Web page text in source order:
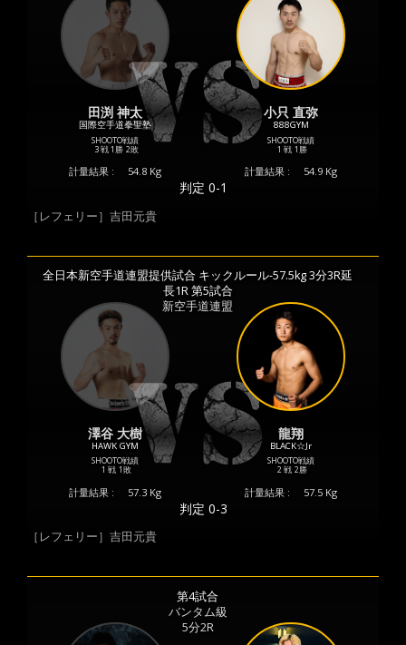
田渕 神太
国際空手道拳聖塾
SHOOTO戦績
3 戦 1勝 2敗
計量結果 : 54.8 Kg
小只 直弥
888GYM
SHOOTO戦績
1 戦 1勝
計量結果 : 54.9 Kg
判定 0-1
［レフェリー］吉田元貴
全日本新空手道連盟提供試合 キックルール-57.5kg 3分3R延
長1R 第5試合
新空手道連盟
澤谷 大樹
HAWK GYM
SHOOTO戦績
1 戦 1敗
計量結果 : 57.3 Kg
龍翔
BLACK☆Jr
SHOOTO戦績
2 戦 2勝
計量結果 : 57.5 Kg
判定 0-3
［レフェリー］吉田元貴
第4試合
バンタム級
5分2R